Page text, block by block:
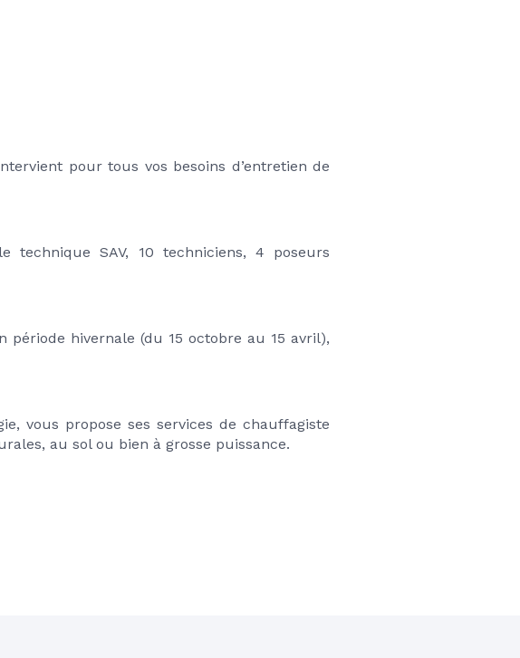
pour tous vos besoins d’entretien de
SAV, 10 techniciens, 4 poseurs
hivernale (du 15 octobre au 15 avril),
vous propose ses services de chauffagiste
au sol ou bien à grosse puissance.